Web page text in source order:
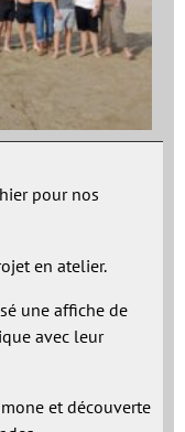
pour nos
en atelier.
une affiche de
avec leur
et découverte